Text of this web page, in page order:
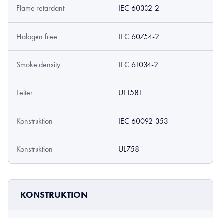
Flame retardant IEC 60332-2
Halogen free IEC 60754-2
Smoke density IEC 61034-2
Leiter UL1581
Konstruktion IEC 60092-353
Konstruktion UL758
KONSTRUKTION